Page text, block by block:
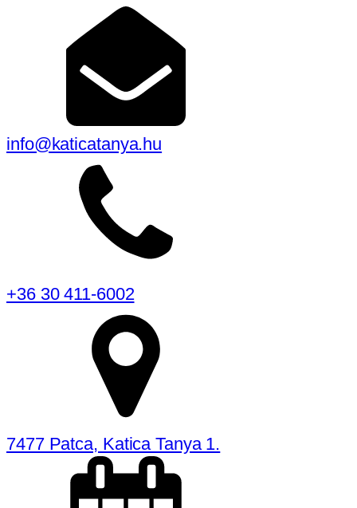
info@katicatanya.hu
+36 30 411-6002
7477 Patca, Katica Tanya 1.